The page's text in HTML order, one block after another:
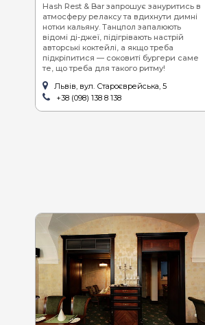
Hash Rest & Bar запрошує зануритись в
атмосферу релаксу та вдихнути димні
нотки кальяну. Танцпол запалюють
відомі ді-джеї, підігрівають настрій
авторські коктейлі, а якщо треба
підкріпитися — соковиті бургери саме
те, що треба для такого ритму!
Львів, вул. Староєврейська, 5
+38 (098) 138 8 138